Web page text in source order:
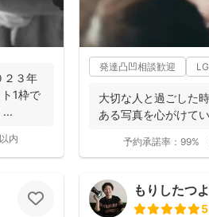
２３年
1枠で
...
内
発達凸凹相談歓迎
大切な人と過ごした
ある写真を心がけて
予約承諾率： 99%
もりしたつ
5